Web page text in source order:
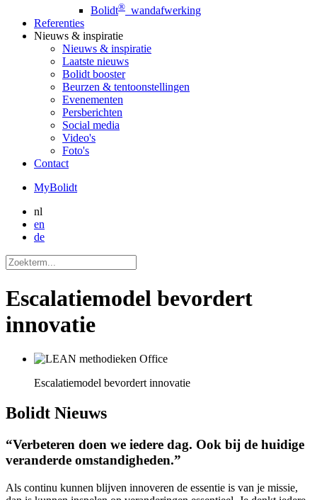
Bolidt® wandafwerking
Referenties
Nieuws & inspiratie
Nieuws & inspiratie
Laatste nieuws
Bolidt booster
Beurzen & tentoonstellingen
Evenementen
Persberichten
Social media
Video's
Foto's
Contact
MyBolidt
nl
en
de
Escalatiemodel bevordert
innovatie
Escalatiemodel bevordert innovatie
Bolidt Nieuws
“Verbeteren doen we iedere dag. Ook bij de huidige
veranderde omstandigheden.”
Als continu kunnen blijven innoveren de essentie is van je missie,